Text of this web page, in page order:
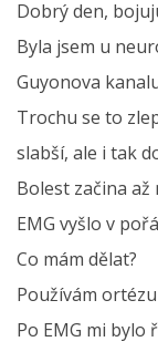
Dobrý den,
Byla jsem u
Guyonova
Trochu se to
slabší, ale i tak
Bolest začina až
EMG vyšlo v
Co mám dělat?
Používám
Po EMG mi bylo